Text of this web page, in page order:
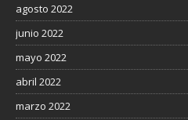
agosto 2022
junio 2022
mayo 2022
abril 2022
marzo 2022